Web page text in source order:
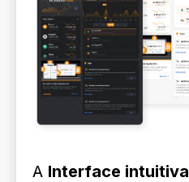
A Interface intuitiva